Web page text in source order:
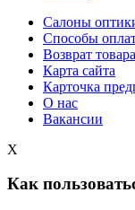
Салоны
Способы
Возврат
Карта сайта
Карточка
О нас
Вакансии
X
Как